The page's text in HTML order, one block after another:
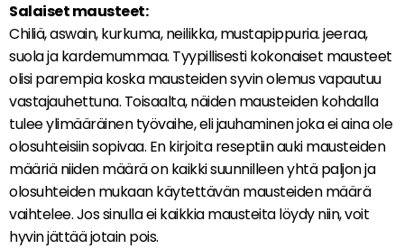
Salaiset mausteet:
Chiliä, aswain, kurkuma, neilikka, mustapippuria. jeeraa,
suola ja kardemummaa. Tyypillisesti kokonaiset mausteet
olisi parempia koska mausteiden syvin olemus vapautuu
vastajauhettuna. Toisaalta, näiden mausteiden kohdalla
tulee ylimääräinen työvaihe, eli jauhaminen joka ei aina ole
olosuhteisiin sopivaa. En kirjoita reseptiin auki mausteiden
määriä niiden määrä on kaikki suunnilleen yhtä paljon ja
olosuhteiden mukaan käytettävän mausteiden määrä
vaihtelee. Jos sinulla ei kaikkia mausteita löydy niin, voit
hyvin jättää jotain pois.